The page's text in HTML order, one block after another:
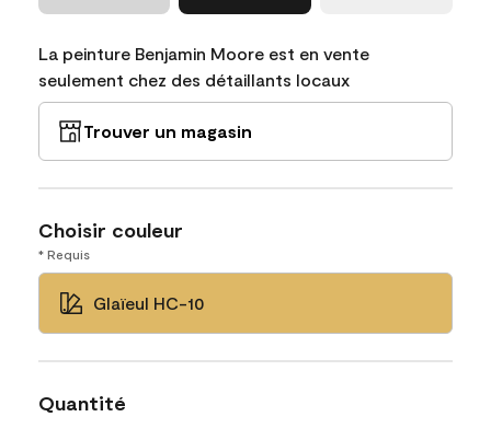
La peinture Benjamin Moore est en vente
seulement chez des détaillants locaux
Trouver un magasin
Choisir couleur
* Requis
Glaïeul HC-10
Quantité